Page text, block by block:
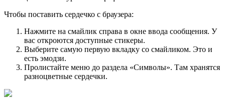
Чтобы поставить сердечко с браузера:
Нажмите на смайлик справа в окне ввода сообщения. У
вас откроются доступные стикеры.
Выберите самую первую вкладку со смайликом. Это и
есть эмодзи.
Пролистайте меню до раздела «Символы». Там хранятся
разноцветные сердечки.